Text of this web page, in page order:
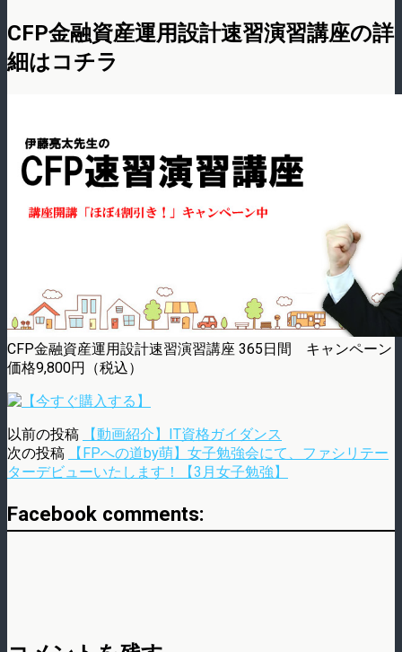
CFP金融資産運用設計速習演習講座の詳
細はコチラ
CFP金融資産運用設計速習演習講座 365日間 キャンペーン
価格9,800円（税込）
以前の投稿
【動画紹介】IT資格ガイダンス
次の投稿
【FPへの道by萌】女子勉強会にて、ファシリテー
ターデビューいたします！【3月女子勉強】
Facebook comments: